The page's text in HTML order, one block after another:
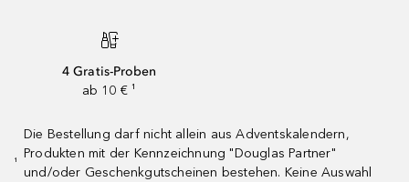
4 Gratis-Proben
ab 10 € ¹
¹
Die Bestellung darf nicht allein aus Adventskalendern,
Produkten mit der Kennzeichnung "Douglas Partner"
und/oder Geschenkgutscheinen bestehen. Keine Auswahl